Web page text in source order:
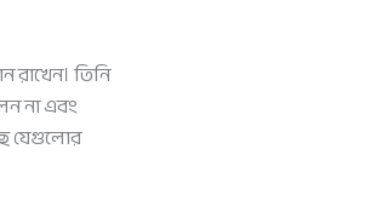
রাখেন। তিনি
না এবং
যেগুলোর